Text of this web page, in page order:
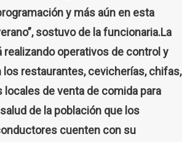
y más aún en esta
sostuvo de la funcionaria.La
realizando operativos de control y
restaurantes, cevicherías, chifas,
locales de venta de comida para
de la población que los
cuenten con su